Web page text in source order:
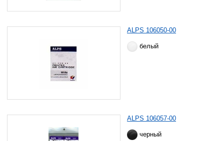
ALPS 106050-00
белый
ALPS 106057-00
черный